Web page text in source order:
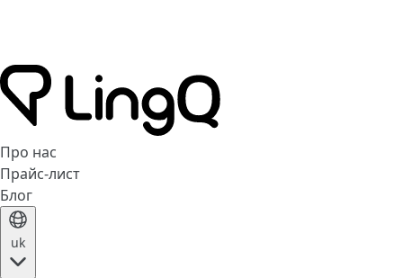
Про нас
Прайс-лист
Блог
uk